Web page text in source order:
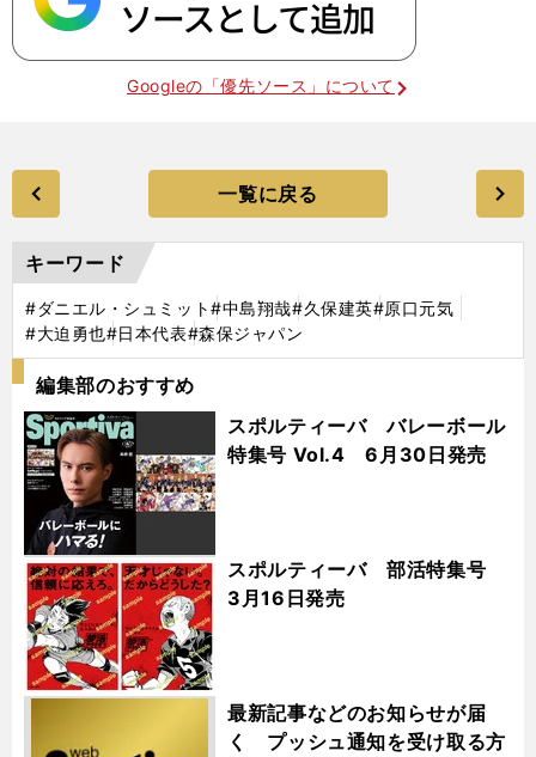
Googleの「優先ソース」について
一覧に戻る
キーワード
#ダニエル・シュミット#中島翔哉#久保建英#原口元気
#大迫勇也#日本代表#森保ジャパン
編集部のおすすめ
スポルティーバ バレーボール
特集号 Vol.4 6月30日発売
スポルティーバ 部活特集号
3月16日発売
最新記事などのお知らせが届
く プッシュ通知を受け取る方